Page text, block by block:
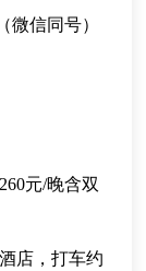
（微信同号）
元/晚含双
店，打车约